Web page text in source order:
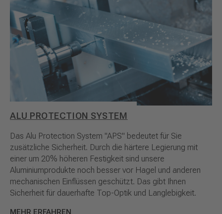
ALU PROTECTION SYSTEM
Das Alu Protection System "APS" bedeutet für Sie
zusätzliche Sicherheit. Durch die härtere Legierung mit
einer um 20% höheren Festigkeit sind unsere
Aluminiumprodukte noch besser vor Hagel und anderen
mechanischen Einflüssen geschützt. Das gibt Ihnen
Sicherheit für dauerhafte Top-Optik und Langlebigkeit.
MEHR ERFAHREN